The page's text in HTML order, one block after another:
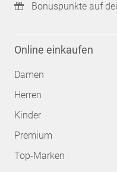
Bonuspunkte auf
Online einkaufen
Damen
Herren
Kinder
Premium
Top-Marken